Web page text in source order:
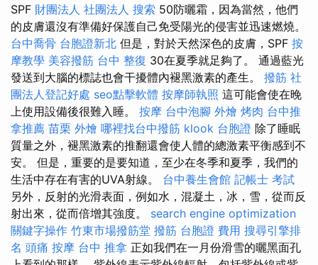
SPF 財團法人 社團法人 搜索 50防曬霜，因為當然，他們
的皮膚還沒有準備好保護自己免受陽光的侵害並迅速燃燒。
台中喬骨 台胞證新北 但是，對於天然深色的皮膚，SPF 按
摩教學 美容撥筋 台中 整復 30在夏季就足夠了。 通過藍光
發送到大腦的標誌也會干擾體內褪黑激素的產生。 撥筋 社
團法人登記好處 seo點擊軟體 按摩師執照 這可能會使在晚
上使用設備後很難入睡。 按摩 台中泡腳 外燴 烤肉 台中推
拿推薦 苗栗 外燴 哪裡找台中撥筋 klook 台胞證 除了睡眠
質量之外，褪黑激素的推翻還會使人體的總激素平衡感到不
安。 但是，重要的是要知道，至少在冬季和夏季，我們的
生活中存在有害的UVA射線。 台中養生會館 記帳士 考試
另外，反射的光滑表面，例如水，混凝土，冰，雪，從而反
射出來，從而倍增其強度。 search engine optimization
關鍵字操作 竹東市場撥筋堂 撥筋 台胞證 費用 搜尋引擎排
名 頭痛 按摩 台中 推拿 正如我們在一月份滑雪的曬黑面孔